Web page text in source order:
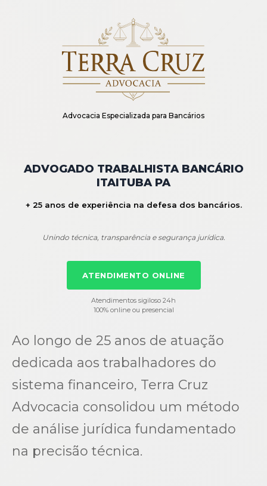
Advocacia Especializada para Bancários
ADVOGADO TRABALHISTA BANCÁRIO
ITAITUBA PA
+ 25 anos de experiência na defesa dos bancários.
Unindo técnica, transparência e segurança jurídica.
ATENDIMENTO ONLINE
Atendimentos sigiloso 24h
100% online ou presencial
Ao longo de 25 anos de atuação
dedicada aos trabalhadores do
sistema financeiro, Terra Cruz
Advocacia consolidou um método
de análise jurídica fundamentado
na precisão técnica.